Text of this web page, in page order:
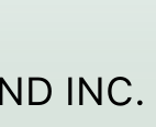
INC.